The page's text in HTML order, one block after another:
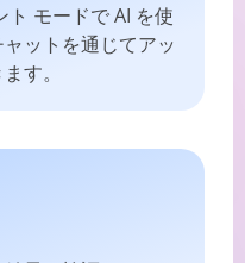
モードで AI を使
ットを通じてアッ
す。